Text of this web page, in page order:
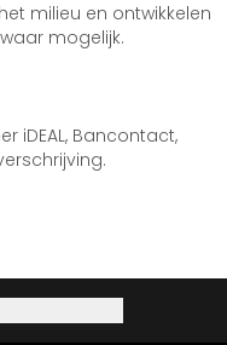
milieu en ontwikkelen
mogelijk.
iDEAL, Bancontact,